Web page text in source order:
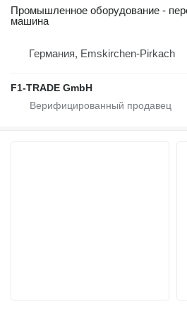
Промышленное оборудование -
машина
Германия, Emskirchen-Pirkach
F1-TRADE GmbH